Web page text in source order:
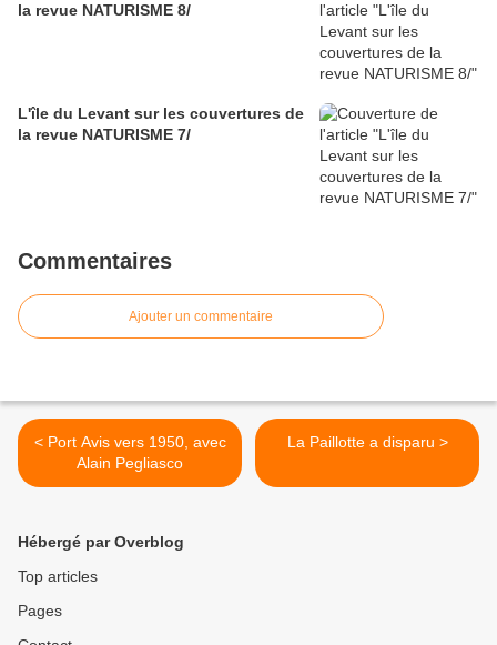
la revue NATURISME 8/
L'île du Levant sur les couvertures de
la revue NATURISME 7/
Commentaires
Ajouter un commentaire
< Port Avis vers 1950, avec
Alain Pegliasco
La Paillotte a disparu >
Hébergé par Overblog
Top articles
Pages